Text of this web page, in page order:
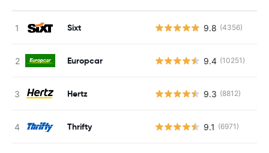
Sixt 9.8 (4356)
Europcar 9.4 (10251)
Hertz 9.3 (8812)
Thrifty 9.1 (6971)